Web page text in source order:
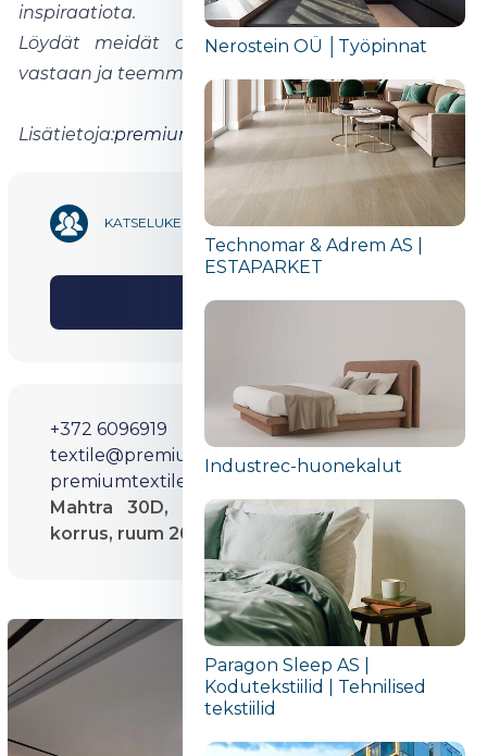
inspiraatiota.
Löydät meidät osastolta C31! Otamme ideasi
vastaan ja teemme niistä totta.
Lisätietoja:premiumtextile.ee
KATSELUKERTOJEN MÄÄRÄ 1 327
Jaa
+372 6096919
textile@premiumdesign.ee
premiumtextile.ee/
Mahtra 30D, Tallinn, MARA Ärihoone 2.
korrus, ruum 205
Nerostein OÜ │Työpinnat
Technomar & Adrem AS |
ESTAPARKET
Industrec-huonekalut
Paragon Sleep AS |
Kodutekstiilid | Tehnilised
tekstiilid